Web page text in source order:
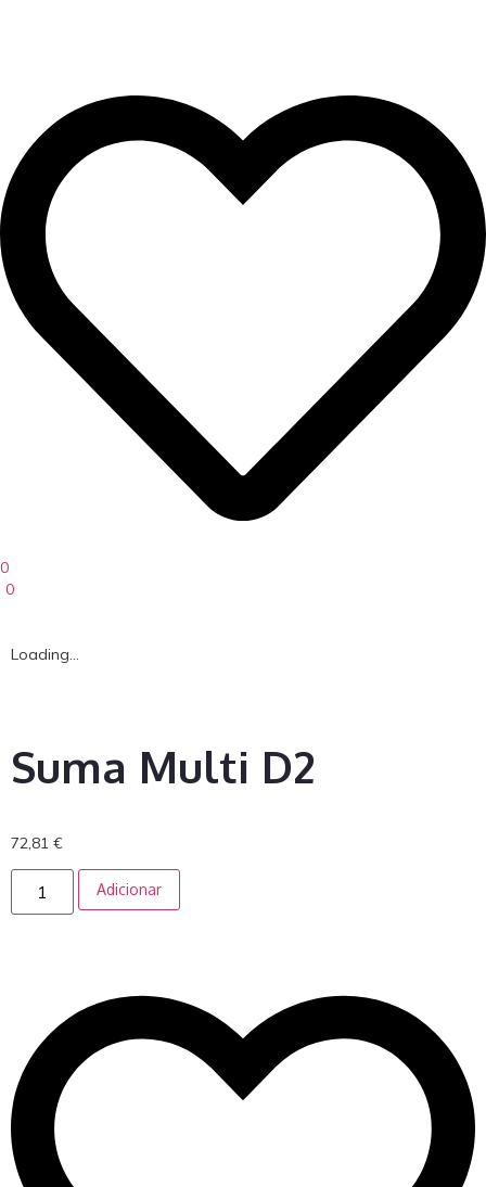
0
0
Loading...
Suma Multi D2
72,81 €
Adicionar